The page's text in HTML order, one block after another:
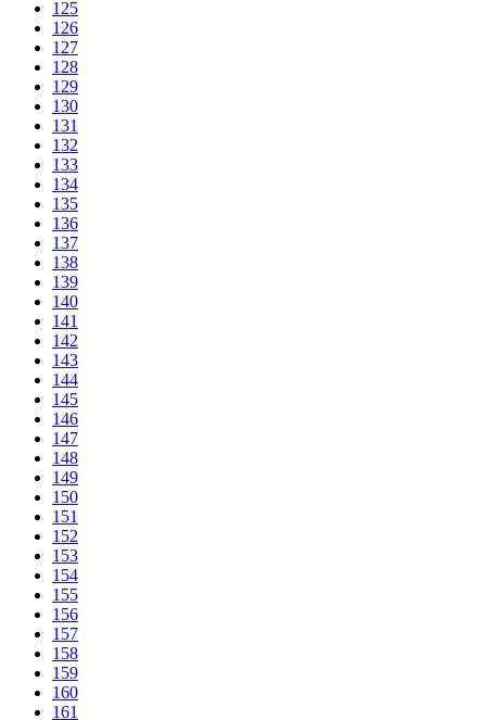
125
126
127
128
129
130
131
132
133
134
135
136
137
138
139
140
141
142
143
144
145
146
147
148
149
150
151
152
153
154
155
156
157
158
159
160
161